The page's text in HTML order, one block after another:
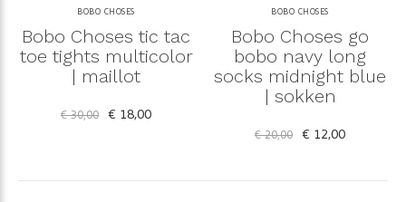
BOBO CHOSES
Bobo Choses tic tac
toe tights multicolor
| maillot
€ 30,00 € 18,00
BOBO CHOSES
Bobo Choses go
bobo navy long
socks midnight blue
| sokken
€ 20,00 € 12,00